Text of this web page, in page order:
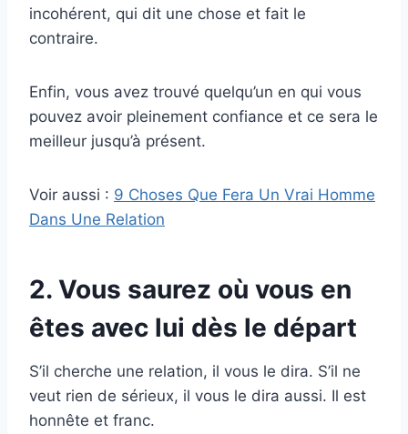
incohérent, qui dit une chose et fait le
contraire.
Enfin, vous avez trouvé quelqu’un en qui vous
pouvez avoir pleinement confiance et ce sera le
meilleur jusqu’à présent.
Voir aussi : 9 Choses Que Fera Un Vrai Homme
Dans Une Relation
2. Vous saurez où vous en
êtes avec lui dès le départ
S’il cherche une relation, il vous le dira. S’il ne
veut rien de sérieux, il vous le dira aussi. Il est
honnête et franc.